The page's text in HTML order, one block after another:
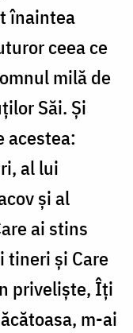
înaintea
ceea ce
milă de
Săi. Și
acestea:
al lui
și al
ai stins
tineri și Care
priveliște, Îți
m-ai